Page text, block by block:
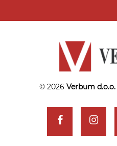
© 2026 Verbum d.o.o.